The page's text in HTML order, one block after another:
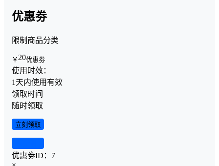
优惠劵
限制商品分类
￥ 20优惠劵
使用时效：
1天内使用有效
领取时间
随时领取
立刻领取
优惠劵ID： 7